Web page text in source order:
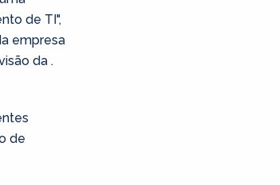
de TI",
empresa
da .
de